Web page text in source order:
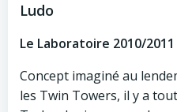
Ludo
Le Laboratoire 2010/2011
Concept imaginé au
les Twin Towers, il y a